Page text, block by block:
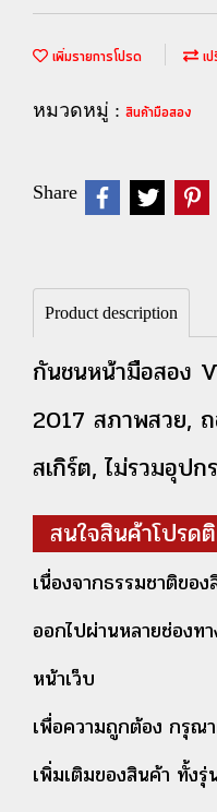
เพิ่มรายการโปรด เ
หมวดหมู่ : สินค้ามือสอง
Share
Product description
กันชนหน้ามือสอง
2017 สภาพสวย,
สเกิร์ต, ไม่รวมอุป
สนใจสินค้าโปรด
เนื่องจากธรรมชาติขอ
ออกไปผ่านหลายช่องท
หน้าเว็บ
เพื่อความถูกต้อง กรุณ
เพิ่มเติมของสินค้า ทั้ง